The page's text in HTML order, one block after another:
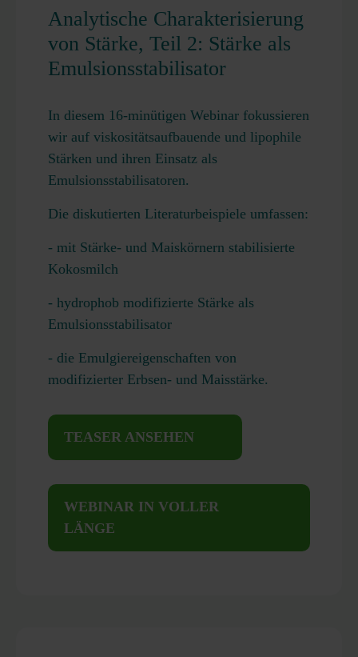
Analytische Charakterisierung
von Stärke, Teil 2: Stärke als
Emulsionsstabilisator
In diesem 16-minütigen Webinar fokussieren
wir auf viskositätsaufbauende und lipophile
Stärken und ihren Einsatz als
Emulsionsstabilisatoren.
Die diskutierten Literaturbeispiele umfassen:
- mit Stärke- und Maiskörnern stabilisierte
Kokosmilch
- hydrophob modifizierte Stärke als
Emulsionsstabilisator
- die Emulgiereigenschaften von
modifizierter Erbsen- und Maisstärke.
TEASER ANSEHEN
WEBINAR IN VOLLER
LÄNGE